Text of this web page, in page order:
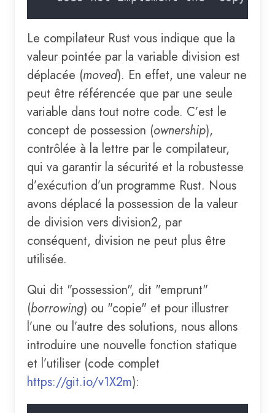
Le compilateur Rust vous indique que la
valeur pointée par la variable division est
déplacée (moved). En effet, une valeur ne
peut être référencée que par une seule
variable dans tout notre code. C’est le
concept de possession (ownership),
contrôlée à la lettre par le compilateur,
qui va garantir la sécurité et la robustesse
d’exécution d’un programme Rust. Nous
avons déplacé la possession de la valeur
de division vers division2, par
conséquent, division ne peut plus être
utilisée.
Qui dit "possession", dit "emprunt"
(borrowing) ou "copie" et pour illustrer
l’une ou l’autre des solutions, nous allons
introduire une nouvelle fonction statique
et l’utiliser (code complet
https://git.io/v1X2m):